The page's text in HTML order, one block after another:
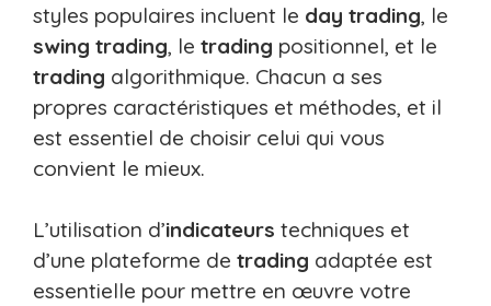
styles populaires incluent le day trading, le
swing trading, le trading positionnel, et le
trading algorithmique. Chacun a ses
propres caractéristiques et méthodes, et il
est essentiel de choisir celui qui vous
convient le mieux.
L’utilisation d’indicateurs techniques et
d’une plateforme de trading adaptée est
essentielle pour mettre en œuvre votre